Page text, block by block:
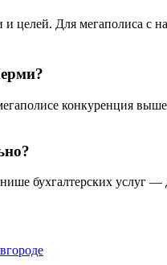
Для мегаполиса с
конкуренция
бухгалтерских услуг —